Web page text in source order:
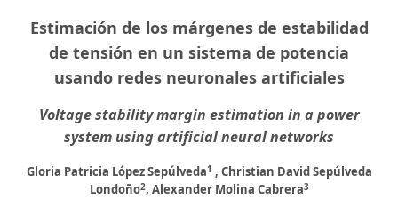
Estimación de los márgenes de estabilidad
de tensión en un sistema de potencia
usando redes neuronales artificiales
Voltage stability margin estimation in a power
system using artificial neural networks
Gloria Patricia López Sepúlveda1 , Christian David Sepúlveda
Londoño2, Alexander Molina Cabrera3